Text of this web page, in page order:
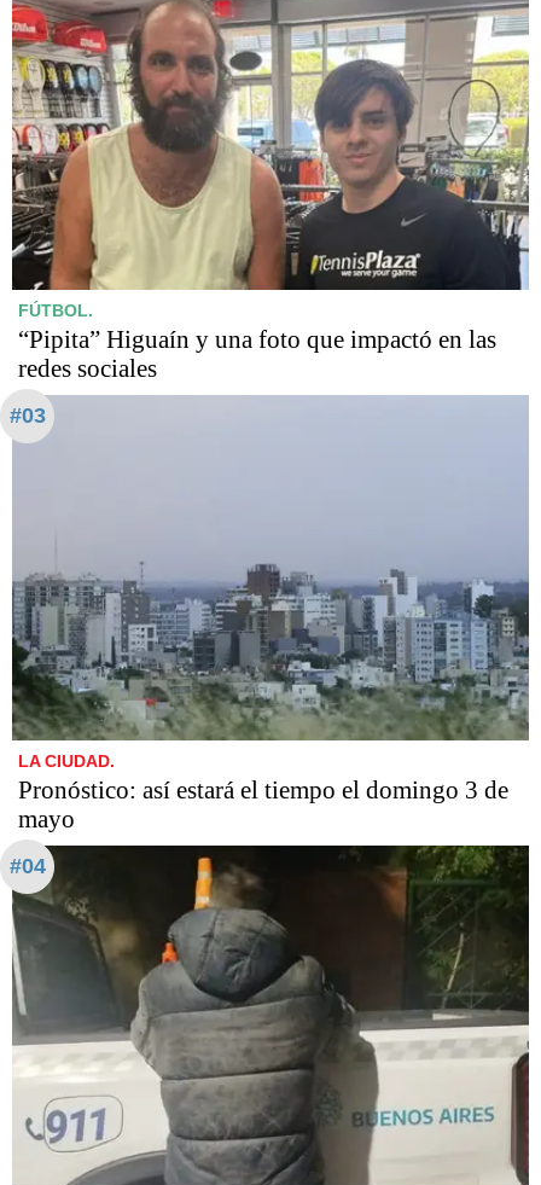
FÚTBOL.
“Pipita” Higuaín y una foto que impactó en las
redes sociales
#03
LA CIUDAD.
Pronóstico: así estará el tiempo el domingo 3 de
mayo
#04